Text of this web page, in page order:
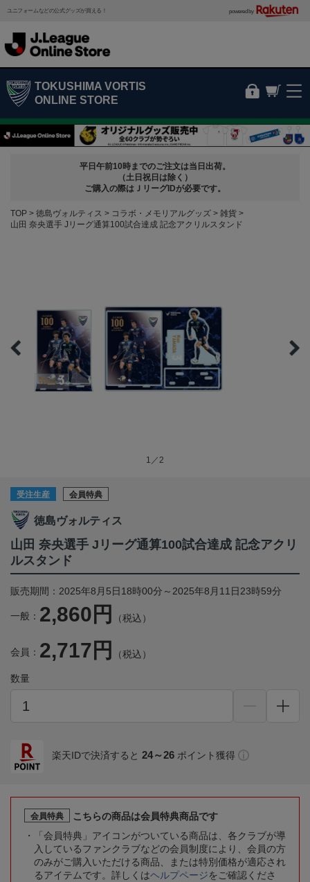
ユニフォームなどの公式グッズが買える！ powered by
TOKUSHIMA VORTIS
ONLINE STORE
平日午前10時までのご注文は当日出荷。
（土日祝日は除く）
ご購入の際はＪリーグIDが必要です。
TOP 徳島ヴォルティス コラボ・メモリアルグッズ
雑貨
山田 奈央選手 Jリーグ通算100試合達成 記念アクリルスタンド
1／2
受注生産 会員特典
徳島ヴォルティス
山田 奈央選手 Jリーグ通算100試合達成 記念アクリ
ルスタンド
販売期間：2025年8月5日18時00分～2025年8月11日23時59分
一般： 2,860円 （税込）
会員： 2,717円 （税込）
数量
楽天IDで決済すると 24～26 ポイント獲得
会員特典
こちらの商品は会員特典商品です
「会員特典」アイコンがついている商品は、各クラブが導
入しているファンクラブなどの会員制度により、会員の方
のみがご購入いただける商品、または特別価格が適応され
るアイテムです。詳しくはヘルプページをご確認くださ